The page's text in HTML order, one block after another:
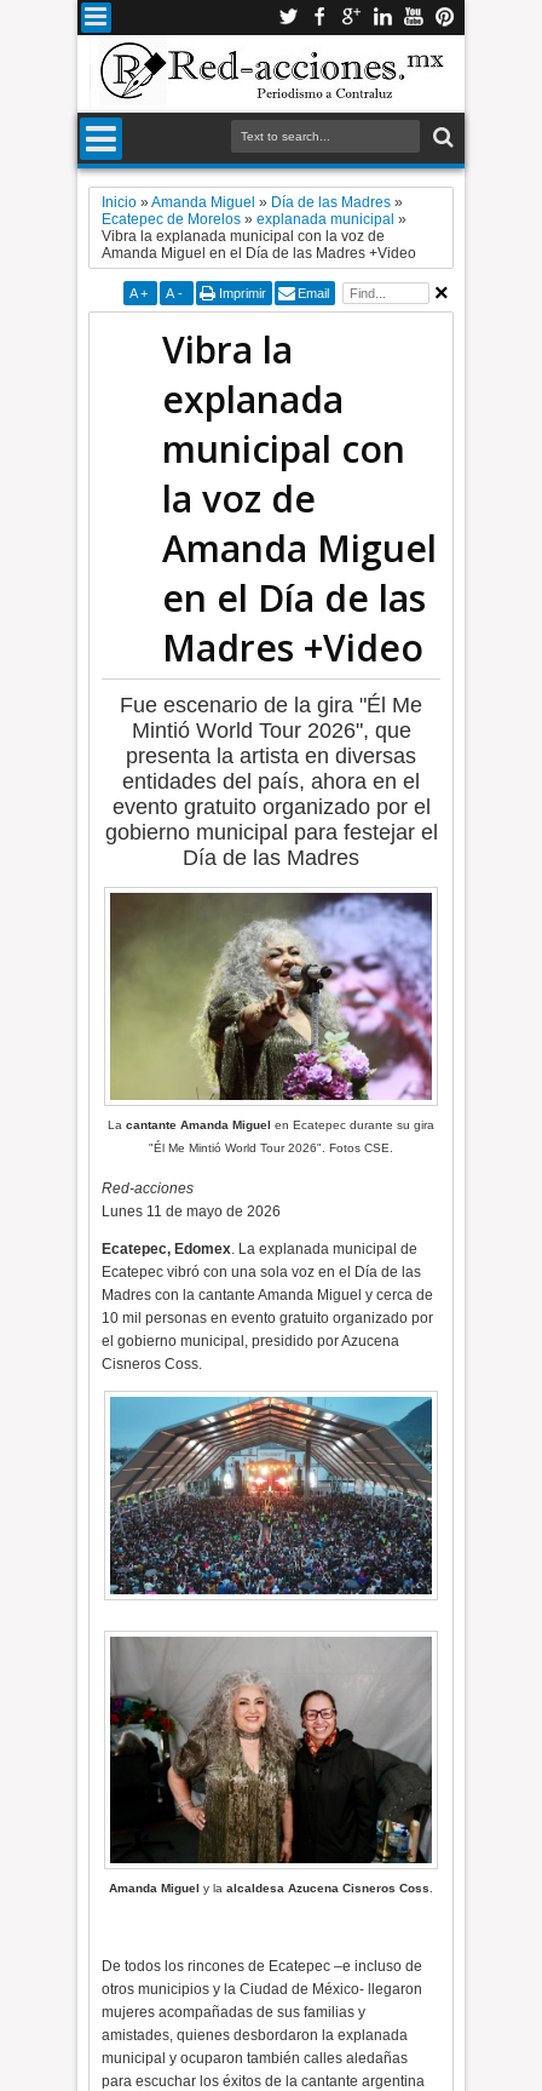
Inicio »Amanda Miguel » Día de las Madres »
Ecatepec de Morelos »explanada municipal »
Vibra la explanada municipal con la voz de
Amanda Miguel en el Día de las Madres +Video
A + A - Imprimir Email
Vibra la
explanada
municipal con
la voz de
Amanda Miguel
en el Día de las
Madres +Video
Fue escenario de la gira "Él Me
Mintió World Tour 2026", que
presenta la artista en diversas
entidades del país, ahora en el
evento gratuito organizado por el
gobierno municipal para festejar el
Día de las Madres
La cantante Amanda Miguel en Ecatepec durante su gira
"Él Me Mintió World Tour 2026". Fotos CSE.
Red-acciones
Lunes 11 de mayo de 2026
Ecatepec, Edomex. La explanada municipal de
Ecatepec vibró con una sola voz en el Día de las
Madres con la cantante Amanda Miguel y cerca de
10 mil personas en evento gratuito organizado por
el gobierno municipal, presidido por Azucena
Cisneros Coss.
Amanda Miguel y la alcaldesa Azucena Cisneros Coss
De todos los rincones de Ecatepec –e incluso de
otros municipios y la Ciudad de México- llegaron
mujeres acompañadas de sus familias y
amistades, quienes desbordaron la explanada
municipal y ocuparon también calles aledañas
para escuchar los éxitos de la cantante argentina